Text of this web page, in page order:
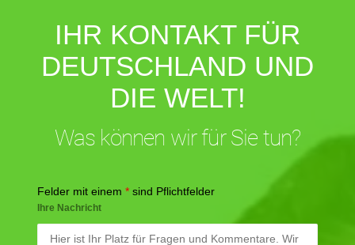
IHR KONTAKT FÜR
DEUTSCHLAND UND
DIE WELT!
Was können wir für Sie tun?
Felder mit einem * sind Pflichtfelder
Ihre Nachricht